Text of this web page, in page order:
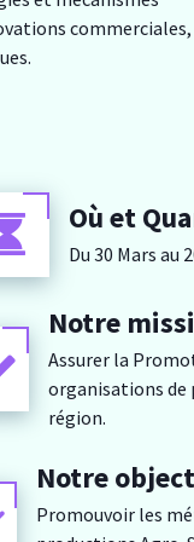
commerciales,
Où et
Du 30 Mars au
Notre
Assurer la
organisations de
région.
Notre
Promouvoir les